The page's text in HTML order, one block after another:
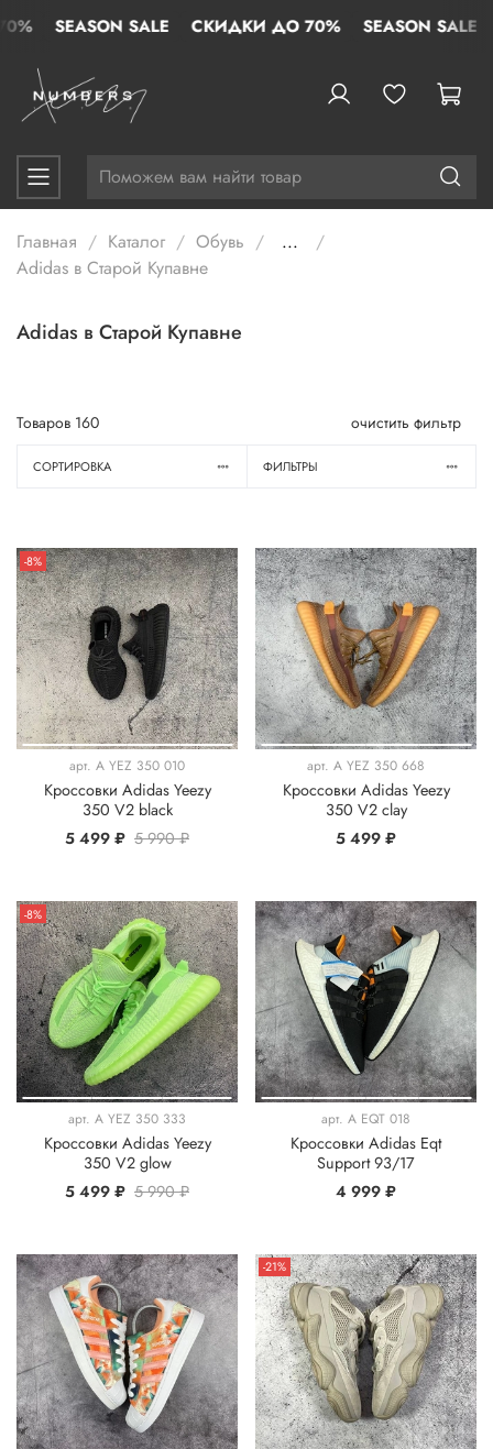
SEASON SALE СКИДКИ ДО 70% SEASON SALE
Главная Каталог Обувь
...
Adidas в Старой Купавне
Adidas в Старой Купавне
Товаров 160 очистить фильтр
СОРТИРОВКА ФИЛЬТРЫ
-8%
арт. A YEZ 350 010
Кроссовки Adidas Yeezy
350 V2 black
5 499 ₽ 5 990 ₽
арт. A YEZ 350 668
Кроссовки Adidas Yeezy
350 V2 clay
5 499 ₽
-8%
арт. A YEZ 350 333
Кроссовки Adidas Yeezy
350 V2 glow
5 499 ₽ 5 990 ₽
арт. A EQT 018
Кроссовки Adidas Eqt
Support 93/17
4 999 ₽
-21%